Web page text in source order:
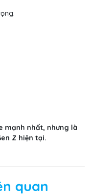
mạnh nhất, nhưng là
Z hiện tại.
quan